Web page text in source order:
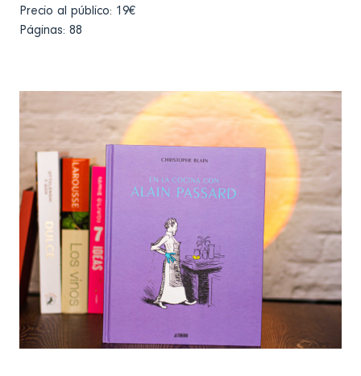
Precio al público: 19€
Páginas: 88